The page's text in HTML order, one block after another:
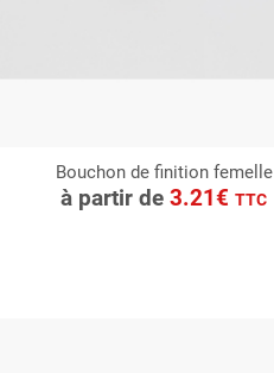
Bouchon de finition femelle
à partir de3.21€TTC
CONSULTER
Demande de devis